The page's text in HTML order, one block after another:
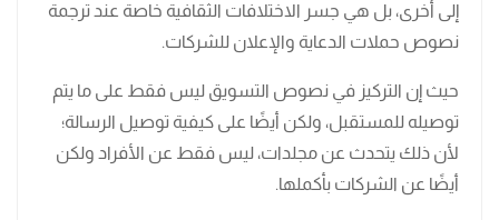
إلى أخرى، بل هي جسر الاختلافات الثقافية خاصة عند ترجمة
نصوص حملات الدعاية والإعلان للشركات.
حيث إن التركيز في نصوص التسويق ليس فقط على ما يتم
توصيله للمستقبل، ولكن أيضًا على كيفية توصيل الرسالة؛
لأن ذلك يتحدث عن مجلدات، ليس فقط عن الأفراد ولكن
أيضًا عن الشركات بأكملها.